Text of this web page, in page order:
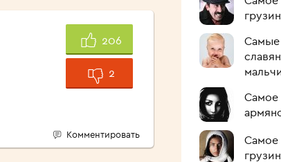
206
2
Комментировать
Самые
Самое
Самое